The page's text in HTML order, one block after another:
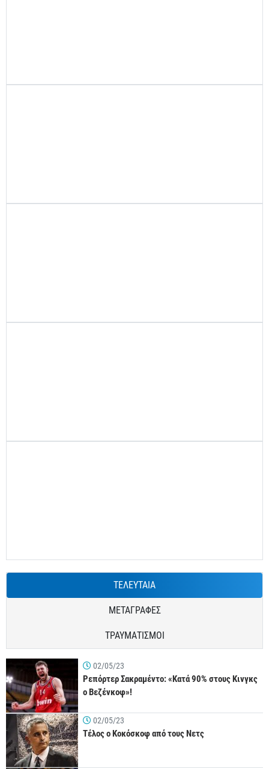
ΤΕΛΕΥΤΑΙΑ
ΜΕΤΑΓΡΑΦΕΣ
ΤΡΑΥΜΑΤΙΣΜΟΙ
02/05/23
Ρεπόρτερ Σακραμέντο: «Κατά 90% στους Κινγκς
ο Βεζένκοφ»!
02/05/23
Τέλος ο Κοκόσκοφ από τους Νετς